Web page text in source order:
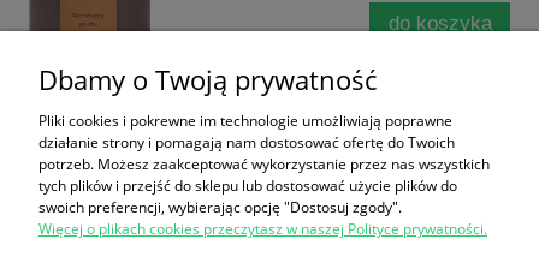
do koszyka
Filozofia dialogu Colloquia Torunensia V : materiały
Dbamy o Twoją prywatność
Pliki cookies i pokrewne im technologie umożliwiają poprawne
działanie strony i pomagają nam dostosować ofertę do Twoich
potrzeb. Możesz zaakceptować wykorzystanie przez nas wszystkich
tych plików i przejść do sklepu lub dostosować użycie plików do
swoich preferencji, wybierając opcję "Dostosuj zgody".
Więcej o plikach cookies przeczytasz w naszej Polityce prywatności.